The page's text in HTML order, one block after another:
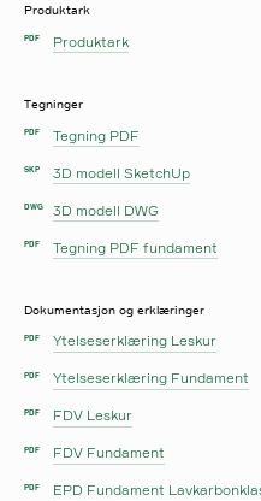
Produktark
PDF Produktark
Tegninger
PDF Tegning PDF
SKP 3D modell SketchUp
DWG 3D modell DWG
PDF Tegning PDF fundament
Dokumentasjon og erklæringer
PDF Ytelseserklæring Leskur
PDF Ytelseserklæring Fundament
PDF FDV Leskur
PDF FDV Fundament
PDF EPD Fundament